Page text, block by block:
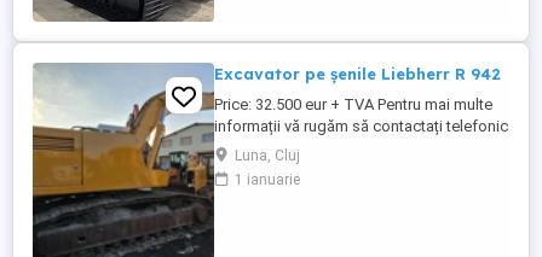
Excavator pe șenile Liebherr R 942
Price: 32.500 eur + TVA Pentru mai multe
informații vă rugăm să contactați telefonic
la numerele: tel: 0743 131 559 sau: 0751
268 586 Excavator pe șenile Liebherr R 942
An fabricație : 2004 Ore de funcționare:
Luna, Cluj
1 ianuarie